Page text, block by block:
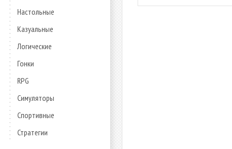
Настольные
Казуальные
Логические
Гонки
RPG
Симуляторы
Спортивные
Стратегии